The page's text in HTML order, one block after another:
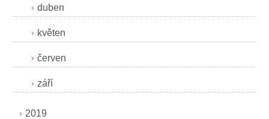
duben
květen
červen
září
2019